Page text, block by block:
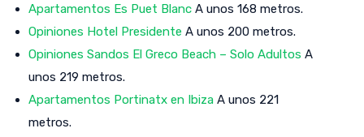
Apartamentos Es Puet Blanc A unos 168 metros.
Opiniones Hotel Presidente A unos 200 metros.
Opiniones Sandos El Greco Beach – Solo Adultos A
unos 219 metros.
Apartamentos Portinatx en Ibiza A unos 221
metros.